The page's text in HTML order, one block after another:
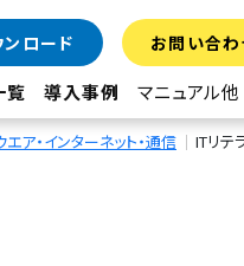
覧 導入事例 マニュアル他
ロード お問い合
エア・インターネット・通信 ITリテ